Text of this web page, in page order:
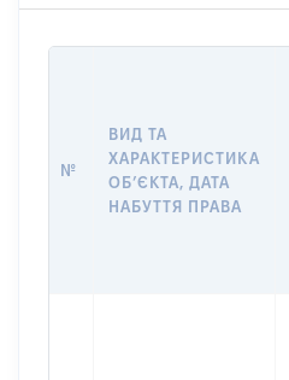
№
ВИД ТА
ХАРАКТЕРИСТИКА
ОБʼЄКТА, ДАТА
НАБУТТЯ ПРАВА